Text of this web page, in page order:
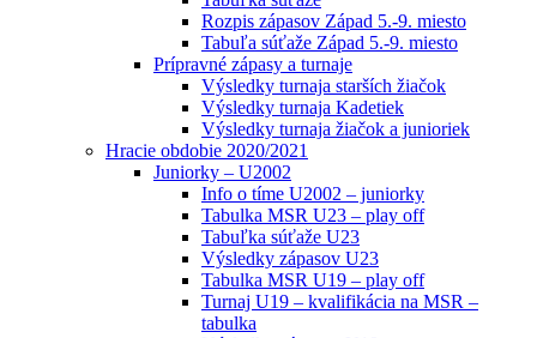
Rozpis zápasov Západ 5.-9. miesto
Tabuľa súťaže Západ 5.-9. miesto
Prípravné zápasy a turnaje
Výsledky turnaja starších žiačok
Výsledky turnaja Kadetiek
Výsledky turnaja žiačok a junioriek
Hracie obdobie 2020/2021
Juniorky – U2002
Info o tíme U2002 – juniorky
Tabulka MSR U23 – play off
Tabuľka súťaže U23
Výsledky zápasov U23
Tabulka MSR U19 – play off
Turnaj U19 – kvalifikácia na MSR –
tabulka